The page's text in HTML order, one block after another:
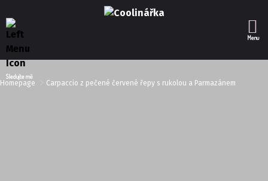
Homepage Carpaccio z pečené červené řepy s rukolou a Parmazánem
Sledujte mě
Menu